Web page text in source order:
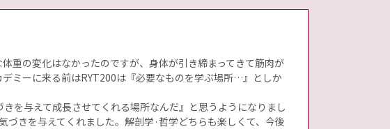
重の変化はなかったのですが、身体が引き締まってきて筋肉が
ミーに来る前はRYT200は『必要なものを学ぶ場所…』としか
を与えて成長させてくれる場所なんだ』と思うようになりまし
きを与えてくれました。解剖学·哲学どちらも楽しくて、今後